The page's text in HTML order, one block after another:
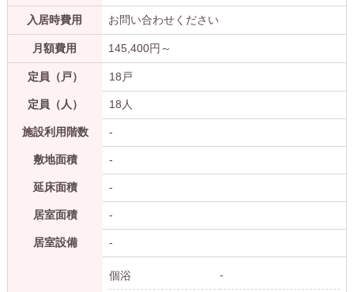
入居時費用 お問い合わせください
月額費用 145,400円～
定員（戸） 18戸
定員（人） 18人
施設利用階数 -
敷地面積 -
延床面積 -
居室面積 -
居室設備 -
個浴 -